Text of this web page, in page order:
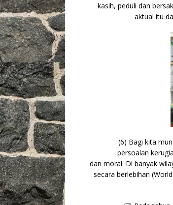
kasih, peduli dan
aktual itu
(6) Bagi kita
persoalan
dan moral. Di banyak
secara berlebihan